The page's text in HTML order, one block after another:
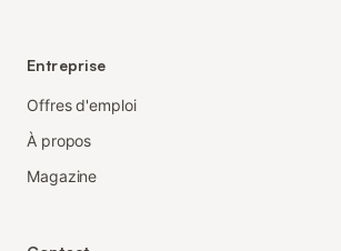
Entreprise
Offres d'emploi
À propos
Magazine